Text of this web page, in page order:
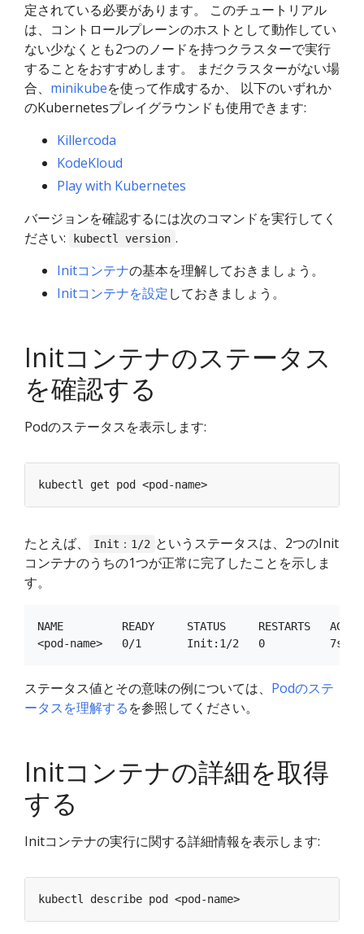
定されている必要があります。 このチュートリアル
は、コントロールプレーンのホストとして動作してい
ない少なくとも2つのノードを持つクラスターで実行
することをおすすめします。 まだクラスターがない場
合、 minikubeを使って作成するか、 以下のいずれか
のKubernetesプレイグラウンドも使用できます:
Killercoda
KodeKloud
Play with Kubernetes
バージョンを確認するには次のコマンドを実行してく
ださい:
kubectl version .
Initコンテナの基本を理解しておきましょう。
Initコンテナを設定しておきましょう。
Initコンテナのステータス
を確認する
Podのステータスを表示します:
たとえば、 Init：1/2 というステータスは、2つのInit
コンテナのうちの1つが正常に完了したことを示しま
す。
NAME         READY     STATUS     RESTARTS   AGE
ステータス値とその意味の例については、 Podのステ
ータスを理解するを参照してください。
Initコンテナの詳細を取得
する
Initコンテナの実行に関する詳細情報を表示します: